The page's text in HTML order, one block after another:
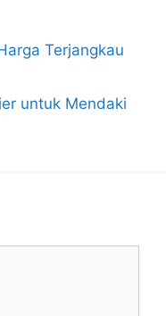
Terjangkau
untuk Mendaki